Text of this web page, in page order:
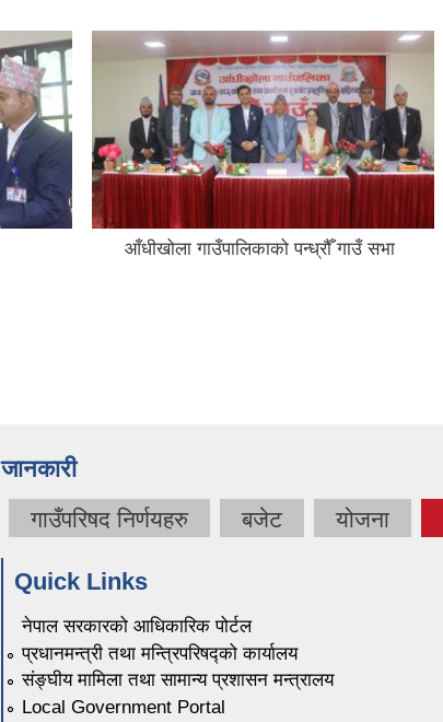
आँधीखोला गाउँपालिकाको पन्ध्रौँ गाउँ सभा
जानकारी
गाउँपरिषद निर्णयहरु बजेट योजना
Quick Links
नेपाल सरकारको आधिकारिक पोर्टल
प्रधानमन्त्री तथा मन्त्रिपरिषद्को कार्यालय
संङ्घीय मामिला तथा सामान्य प्रशासन मन्त्रालय
Local Government Portal